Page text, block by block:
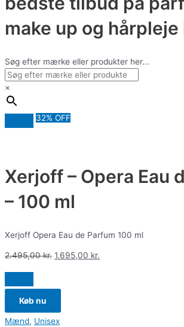
make up og
Søg efter mærke eller produkter her...
×
32% OFF
Xerjoff – Opera Eau
– 100 ml
Xerjoff Opera Eau de Parfum 100 ml
2.495,00kr. 1.695,00 kr.
Køb nu
Mænd, Unisex